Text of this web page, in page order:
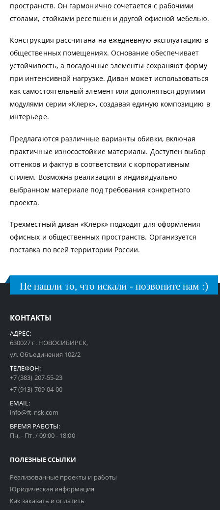
пространств. Он гармонично сочетается с рабочими
столами, стойками ресепшен и другой офисной мебелью.
Конструкция рассчитана на ежедневную эксплуатацию в
общественных помещениях. Основание обеспечивает
устойчивость, а посадочные элементы сохраняют форму
при интенсивной нагрузке. Диван может использоваться
как самостоятельный элемент или дополняться другими
модулями серии «Клерк», создавая единую композицию в
интерьере.
Предлагаются различные варианты обивки, включая
практичные износостойкие материалы. Доступен выбор
оттенков и фактур в соответствии с корпоративным
стилем. Возможна реализация в индивидуально
выбранном материале под требования конкретного
проекта.
Трехместный диван «Клерк» подходит для оформления
офисных и общественных пространств. Организуется
поставка по всей территории России.
Не нашли то, что искали - позвоните нам :)
КОНТАКТЫ
АДРЕС:
630027 г. НОВОСИБИРСК,
ул. Объединения 102/2
ТЕЛЕФОН:
+7 (383) 207-55-23
+7 (913) 709-04-00
EMAIL:
info@ft-nsk.com
ВРЕМЯ РАБОТЫ:
Пн. - Пт. / 09:00 - 18:00
ПОЛЕЗНЫЕ ССЫЛКИ
Реализованные проекты и работы
Юридическая информация
Как заказать и оплатить